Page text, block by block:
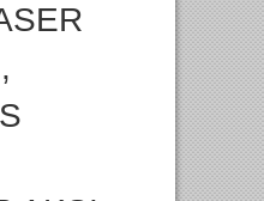
– feat. Marcello Tahitoe dan